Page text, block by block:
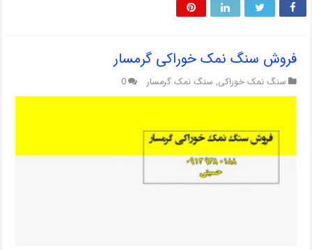
فروش سنگ نمک خوراکی گرمسار
سنگ نمک خوراکی, سنگ نمک گرمسار 0